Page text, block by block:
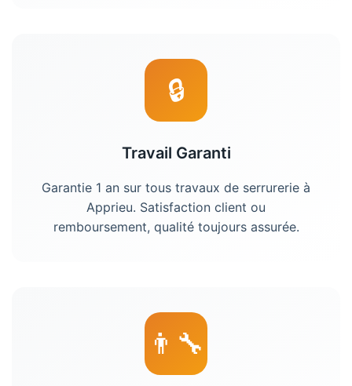
🔒
Travail Garanti
Garantie 1 an sur tous travaux de serrurerie à
Apprieu. Satisfaction client ou
remboursement, qualité toujours assurée.
👨‍🔧